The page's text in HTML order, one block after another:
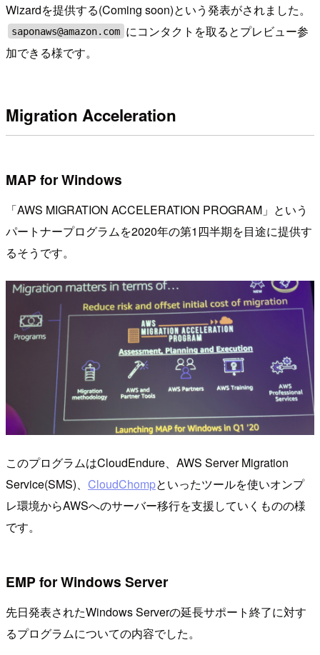
Wizardを提供する(Coming soon)という発表がされました。
saponaws@amazon.com にコンタクトを取るとプレビュー参
加できる様です。
Migration Acceleration
MAP for Windows
「AWS MIGRATION ACCELERATION PROGRAM」という
パートナープログラムを2020年の第1四半期を目途に提供す
るそうです。
このプログラムはCloudEndure、AWS Server Migration
Service(SMS)、 CloudChompといったツールを使いオンプ
レ環境からAWSへのサーバー移行を支援していくものの様
です。
EMP for Windows Server
先日発表されたWindows Serverの延長サポート終了に対す
るプログラムについての内容でした。